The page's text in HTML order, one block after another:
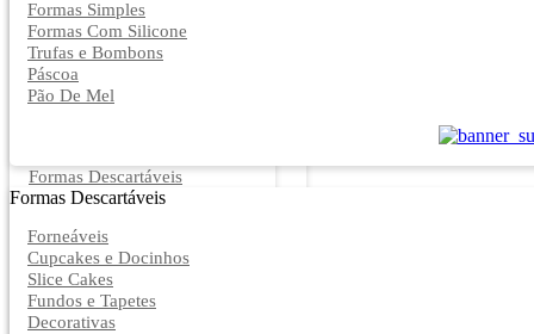
Formas Simples
Formas Com Silicone
Trufas e Bombons
Páscoa
Pão De Mel
Formas Descartáveis
Formas Descartáveis
Forneáveis
Cupcakes e Docinhos
Slice Cakes
Fundos e Tapetes
Decorativas